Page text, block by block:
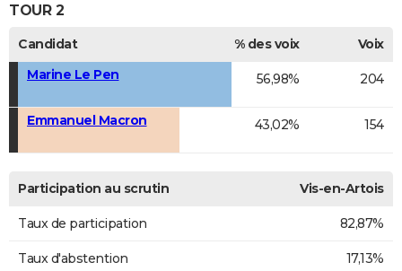
Bricolage
Lifestyle
Culture
Sport
Auto
Television
Voyage
Cinema
TOUR 2
Candidat % des voix
Voix
Marine Le Pen
56,98% 204
Emmanuel Macron 43,02% 154
Participation au scrutin Vis-en-Artois
Taux de participation 82,87%
Taux d'abstention 17,13%